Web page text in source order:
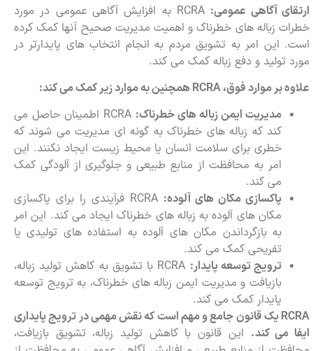
ارتقای آگاهی عمومی:
RCRA به افزایش آگاهی عمومی در مورد
خطرات زباله های خطرناک و اهمیت مدیریت صحیح آنها کمک کرده
است. این امر به تشویق مردم به انجام انتخاب های پایدارتر در
مورد تولید و دفع زباله کمک می کند.
علاوه بر موارد فوق،RCRAهمچنین به موارد زیر کمک می کند:
مدیریت ایمن زباله های خطرناک:
RCRA اطمینان حاصل می
کند که زباله های خطرناک به گونه ای مدیریت می شوند که
خطری برای سلامت انسان یا محیط زیست ایجاد نکنند. این
امر به محافظت از منابع طبیعی و جلوگیری از آلودگی کمک
می کند.
پاکسازی مکان های آلوده:
RCRA فرآیندی را برای پاکسازی
مکان های آلوده به زباله های خطرناک ایجاد می کند. این امر
به بازگرداندن مکان های آلوده به استفاده های تولیدی یا
تفریحی کمک می کند.
ترویج توسعه پایدار:
RCRA با تشویق به کاهش تولید زباله،
بازیافت و مدیریت ایمن زباله های خطرناک، به ترویج توسعه
پایدار کمک می کند.
RCRAیک قانون جامع و مهم است که نقش مهمی در ترویج پایداری
ایفا می کند. این قانون با کاهش تولید زباله، تشویق بازیافت،